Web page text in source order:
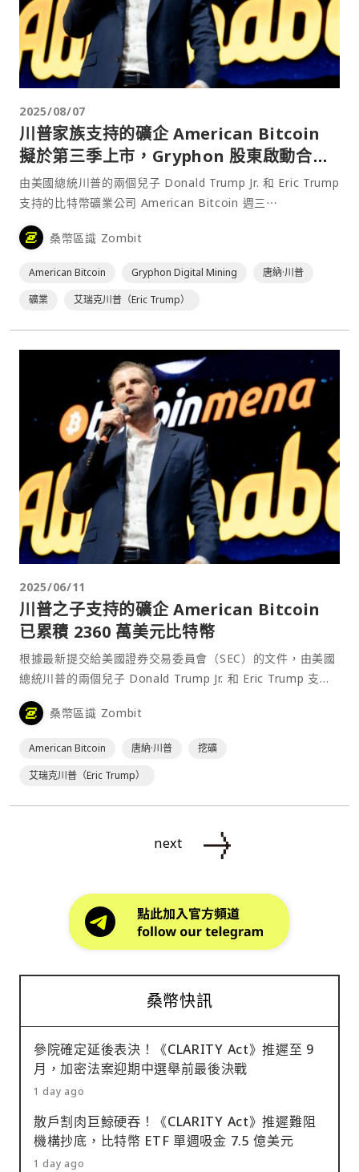
2025/08/07
川普家族支持的礦企 American Bitcoin
擬於第三季上市，Gryphon 股東啟動合併
投票
由美國總統川普的兩個兒子 Donald Trump Jr. 和 Eric Trump
支持的比特幣礦業公司 American Bitcoin 週三⋯
桑幣區識 Zombit
American Bitcoin Gryphon Digital Mining
唐納·川普
礦業
艾瑞克川普（Eric Trump）
2025/06/11
川普之子支持的礦企 American Bitcoin
已累積 2360 萬美元比特幣
根據最新提交給美國證券交易委員會（SEC）的文件，由美國
總統川普的兩個兒子 Donald Trump Jr. 和 Eric Trump 支持
的比特幣礦業公司 American Bitcoin 自今年 3 月底成立以
來，已囤積了 215 顆比特幣。⋯
桑幣區識 Zombit
American Bitcoin 唐納·川普
挖礦
艾瑞克川普（Eric Trump）
next
桑幣快訊
參院確定延後表決！《CLARITY Act》推遲至 9
月，加密法案迎期中選舉前最後決戰
1 day ago
散戶割肉巨鯨硬吞！《CLARITY Act》推遲難阻
機構抄底，比特幣 ETF 單週吸金 7.5 億美元
1 day ago